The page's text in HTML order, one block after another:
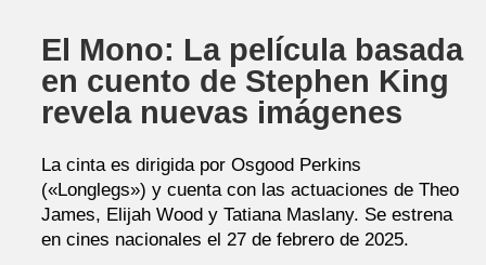
El Mono: La película basada
en cuento de Stephen King
revela nuevas imágenes
La cinta es dirigida por Osgood Perkins
(«Longlegs») y cuenta con las actuaciones de Theo
James, Elijah Wood y Tatiana Maslany. Se estrena
en cines nacionales el 27 de febrero de 2025.